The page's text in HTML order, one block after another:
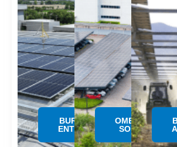
BUREAUX &
ENTREPÔTS
OMBRIERE
SOLAIRE